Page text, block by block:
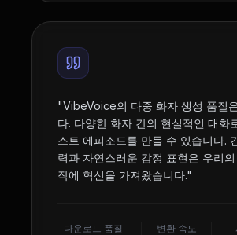
"VibeVoice의 다중 화자 생성 품질
다. 다양한 화자 간의 현실적인 대화
스트 에피소드를 만들 수 있습니다.
력과 자연스러운 감정 표현은 우리
작에 혁신을 가져왔습니다."
다운로드 품질 변환 속도